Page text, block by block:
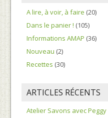
A lire, à voir, à faire (20)
Dans le panier ! (105)
Informations AMAP (36)
Nouveau (2)
Recettes (30)
ARTICLES RÉCENTS
Atelier Savons avec Peggy